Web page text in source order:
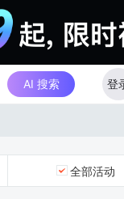
AI 搜索 登
全部活动